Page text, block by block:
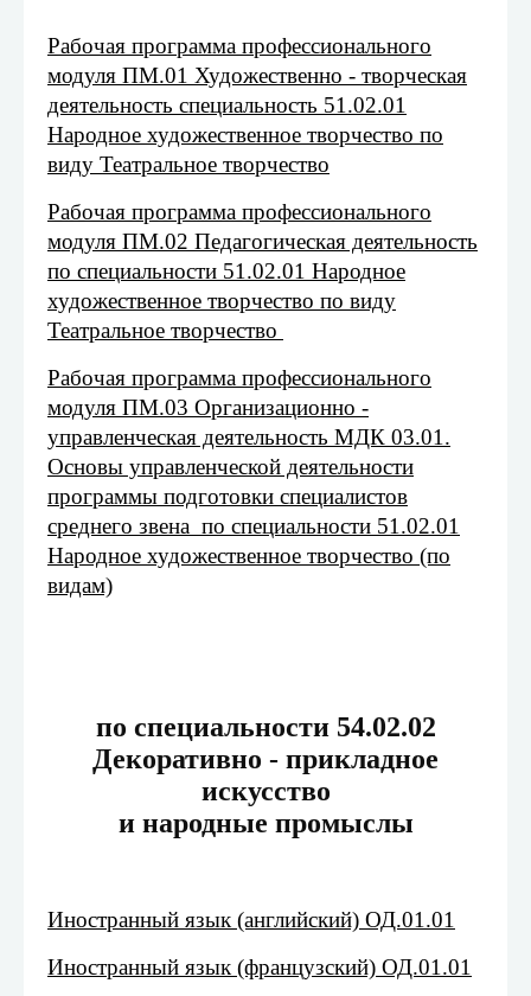
Рабочая программа профессионального
модуля ПМ.01 Художественно - творческая
деятельность специальность 51.02.01
Народное художественное творчество по
виду Театральное творчество
Рабочая программа профессионального
модуля ПМ.02 Педагогическая деятельность
по специальности 51.02.01 Народное
художественное творчество по виду
Театральное творчество
Рабочая программа профессионального
модуля ПМ.03 Организационно -
управленческая деятельность МДК 03.01.
Основы управленческой деятельности
программы подготовки специалистов
среднего звена по специальности 51.02.01
Народное художественное творчество (по
видам)
по специальности 54.02.02
Декоративно - прикладное
искусство
и народные промыслы
Иностранный язык (английский) ОД.01.01
Иностранный язык (французский) ОД.01.01